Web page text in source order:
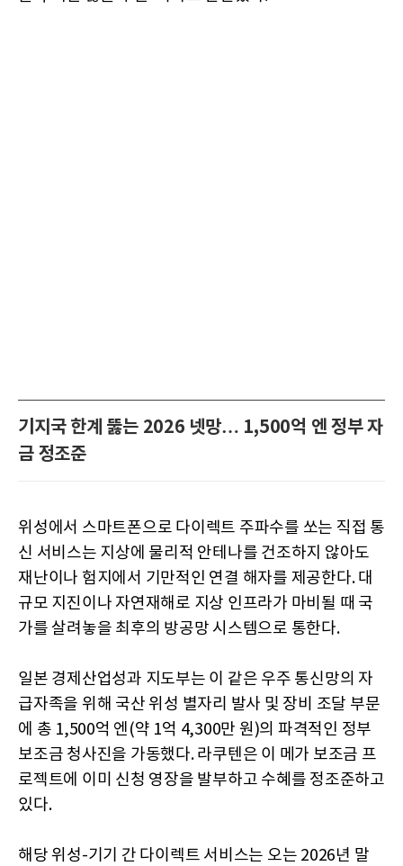
기지국 한계 뚫는 2026 넷망… 1,500억 엔 정부 자
금 정조준
위성에서 스마트폰으로 다이렉트 주파수를 쏘는 직접 통
신 서비스는 지상에 물리적 안테나를 건조하지 않아도
재난이나 험지에서 기만적인 연결 해자를 제공한다. 대
규모 지진이나 자연재해로 지상 인프라가 마비될 때 국
가를 살려놓을 최후의 방공망 시스템으로 통한다.
일본 경제산업성과 지도부는 이 같은 우주 통신망의 자
급자족을 위해 국산 위성 별자리 발사 및 장비 조달 부문
에 총 1,500억 엔(약 1억 4,300만 원)의 파격적인 정부
보조금 청사진을 가동했다. 라쿠텐은 이 메가 보조금 프
로젝트에 이미 신청 영장을 발부하고 수혜를 정조준하고
있다.
해당 위성-기기 간 다이렉트 서비스는 오는 2026년 말